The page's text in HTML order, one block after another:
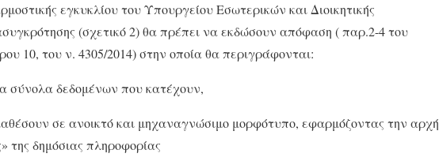
εγκυκλίου του Υπουργείου Εσωτερικών και Διοικητικής
(σχετικό 2) θα πρέπει να εκδώσουν απόφαση ( παρ.2-4 του
10, του ν. 4305/2014) στην οποία θα περιγράφονται:
σύνολα δεδομένων που κατέχουν,
σε ανοικτό και μηχαναγνώσιμο μορφότυπο, εφαρμόζοντας την αρχή
της δημόσιας πληροφορίας